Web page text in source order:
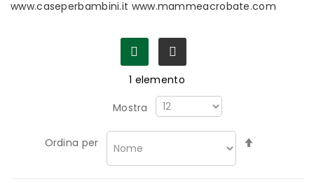
www.caseperbambini.it www.mammeacrobate.com
1 elemento
Mostra
Ordina per